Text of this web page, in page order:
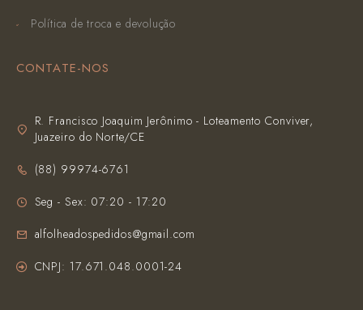
Política de troca e devolução
CONTATE-NOS
R. Francisco Joaquim Jerônimo - Loteamento Conviver,
Juazeiro do Norte/CE
(‪88) 99974-6761‬
Seg - Sex: 07:20 - 17:20
alfolheadospedidos@gmail.com
CNPJ: 17.671.048.0001-24